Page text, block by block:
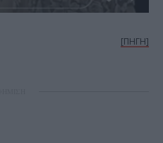
[ΠΗΓΗ]